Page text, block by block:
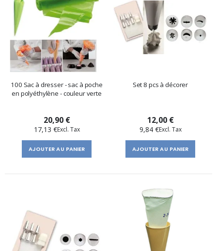
100 Sac à dresser - sac à poche
en polyéthylène - couleur verte
20,90 €
17,13 €
AJOUTER AU PANIER
Set 8 pcs à décorer
12,00 €
9,84 €
AJOUTER AU PANIER